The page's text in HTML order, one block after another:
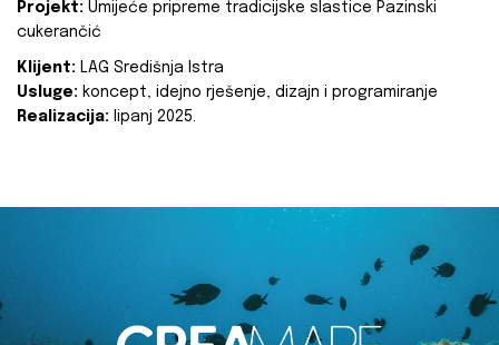
Projekt: Umijeće pripreme tradicijske slastice Pazinski
cukerančić
Klijent: LAG Središnja Istra
Usluge: koncept, idejno rješenje, dizajn i programiranje
Realizacija: lipanj 2025.